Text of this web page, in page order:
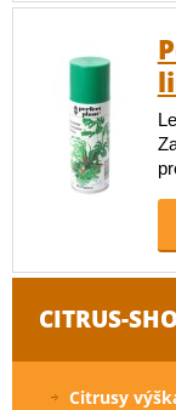
CITRUS-
Citrusy